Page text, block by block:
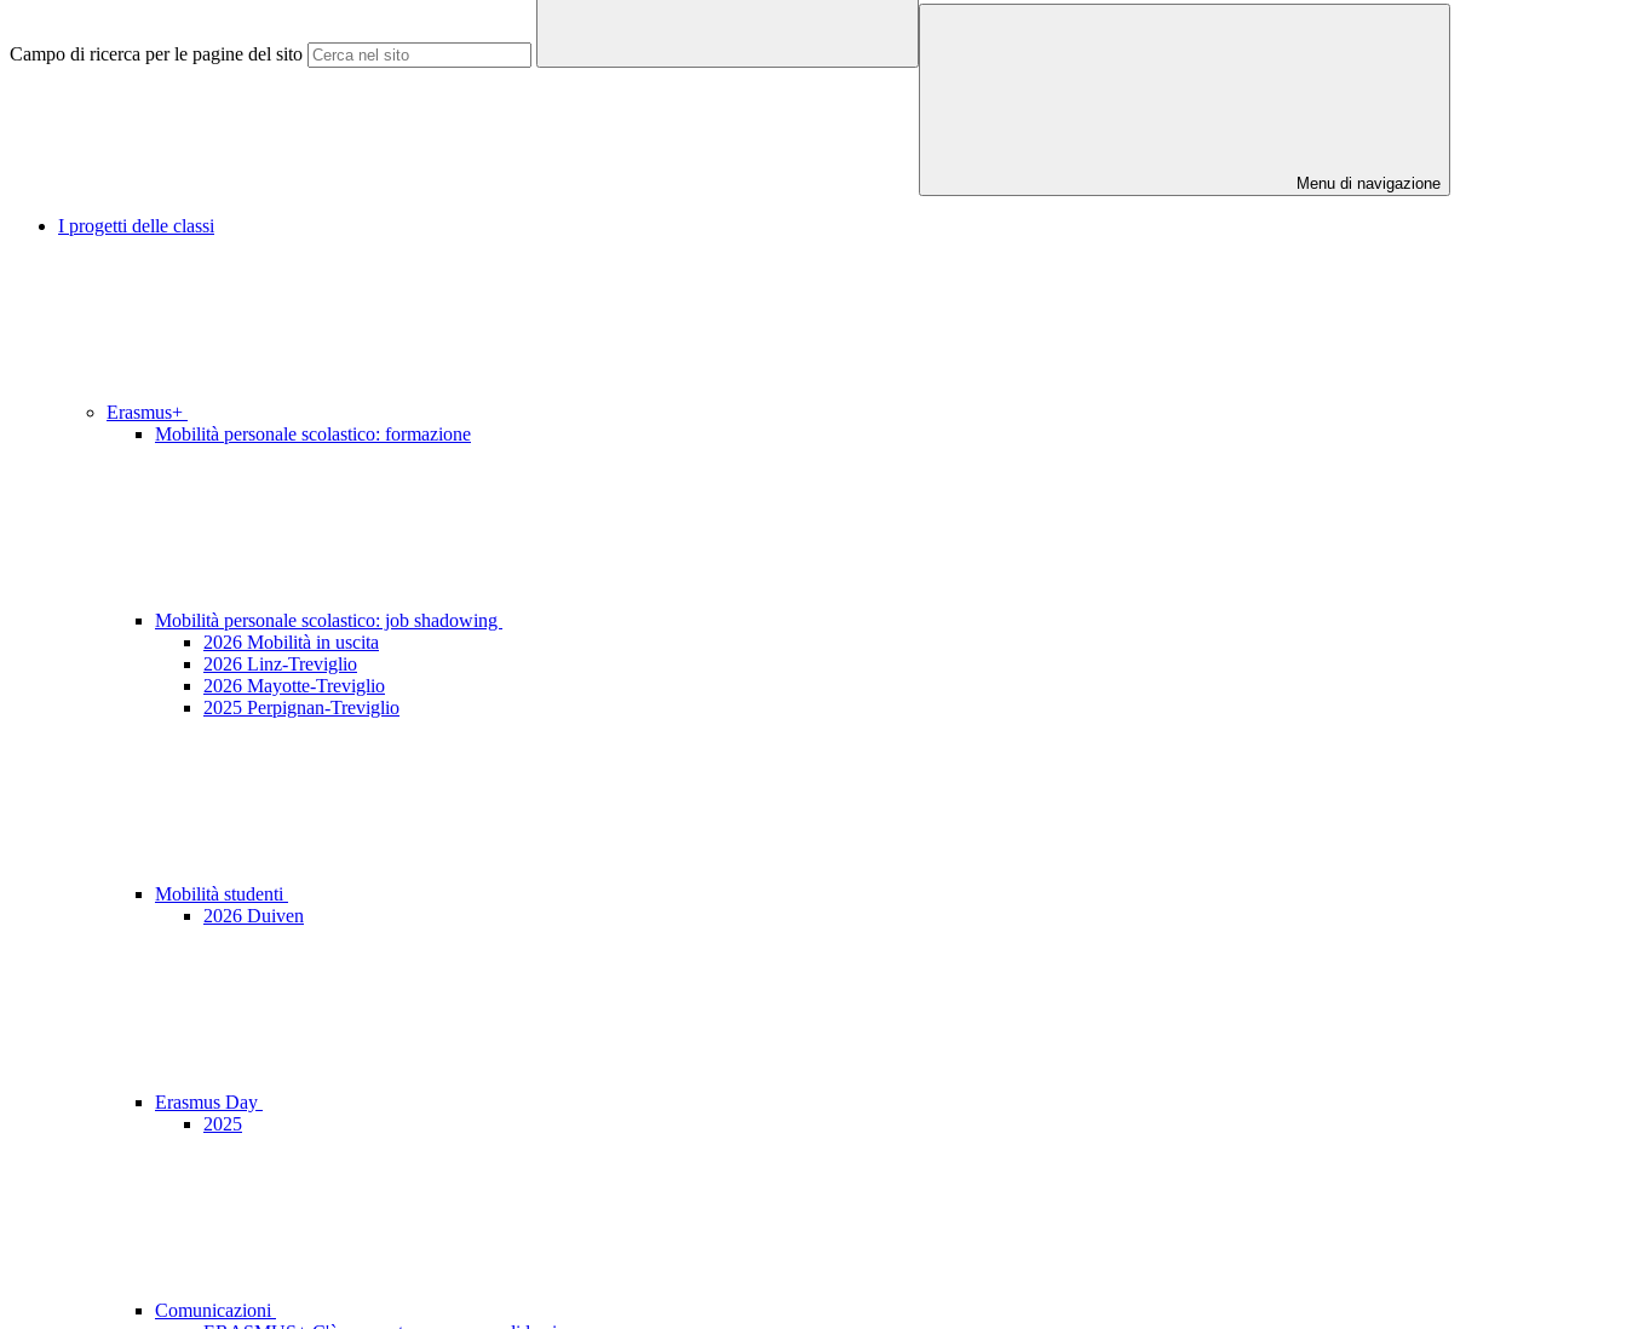
Campo di ricerca per le pagine del sito
Menu di navigazione
I progetti delle classi
Erasmus+
Mobilità personale scolastico: formazione
Mobilità personale scolastico: job shadowing
2026 Mobilità in uscita
2026 Linz-Treviglio
2026 Mayotte-Treviglio
2025 Perpignan-Treviglio
Mobilità studenti
2026 Duiven
Erasmus Day
2025
Comunicazioni